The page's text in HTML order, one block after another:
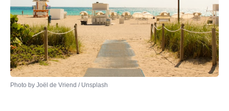
Photo by Joël de Vriend / Unsplash